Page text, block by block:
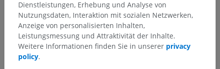
Dienstleistungen, Erhebung und Analyse von
Nutzungsdaten, Interaktion mit sozialen Netzwerken,
Anzeige von personalisierten Inhalten,
Leistungsmessung und Attraktivität der Inhalte.
Weitere Informationen finden Sie in unserer privacy
policy.